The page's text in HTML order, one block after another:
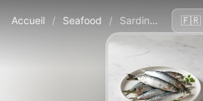
Accueil / Seafood / Sardines sauvages